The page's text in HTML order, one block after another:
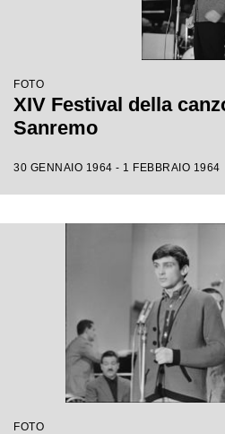
FOTO
XIV Festival della
Sanremo
30 GENNAIO 1964 - 1 FEBBRAIO 1964
FOTO